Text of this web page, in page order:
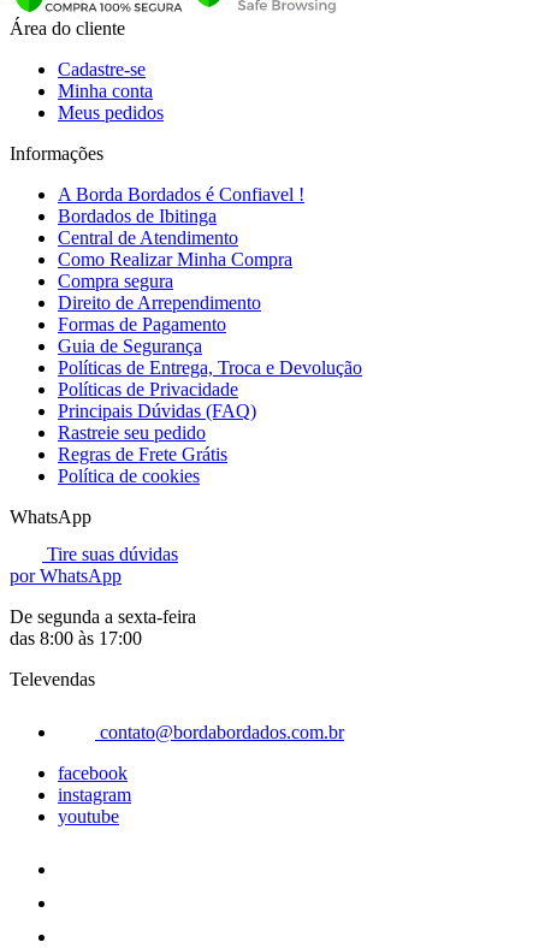
Área do cliente
Cadastre-se
Minha conta
Meus pedidos
Informações
A Borda Bordados é Confiavel !
Bordados de Ibitinga
Central de Atendimento
Como Realizar Minha Compra
Compra segura
Direito de Arrependimento
Formas de Pagamento
Guia de Segurança
Políticas de Entrega, Troca e Devolução
Políticas de Privacidade
Principais Dúvidas (FAQ)
Rastreie seu pedido
Regras de Frete Grátis
Política de cookies
WhatsApp
Tire suas dúvidas
por WhatsApp
De segunda a sexta-feira
das 8:00 às 17:00
Televendas
contato@bordabordados.com.br
facebook
instagram
youtube